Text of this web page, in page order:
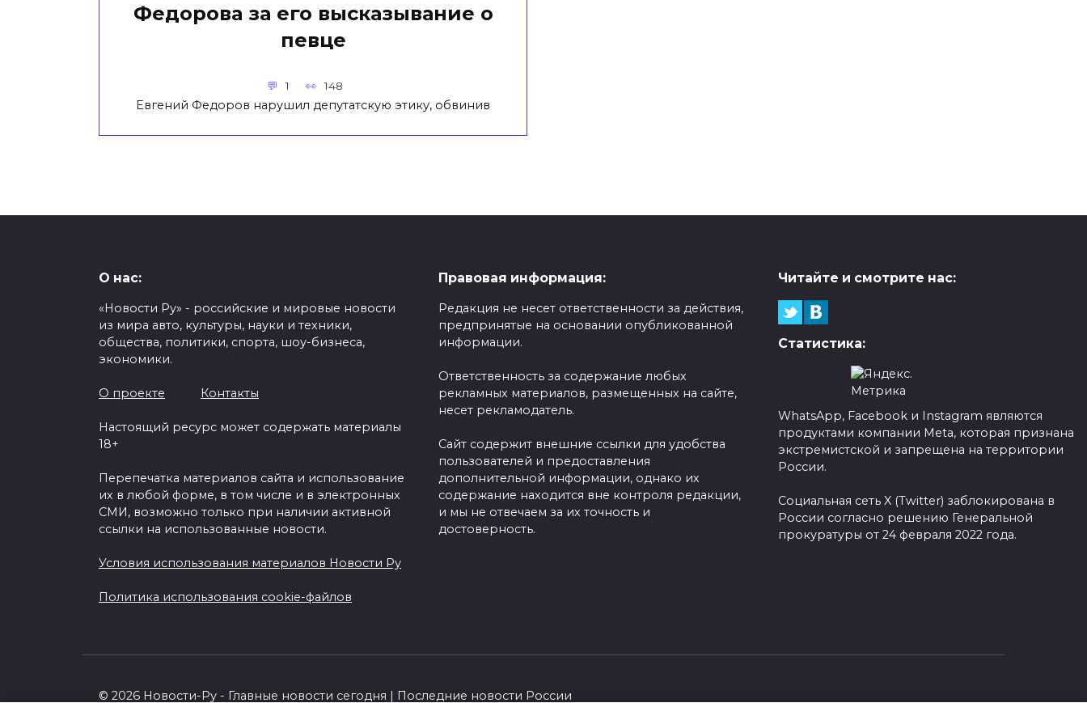
Федорова за его высказывание о
певце
1 148
Евгений Федоров нарушил депутатскую этику, обвинив
О нас:
«Новости Ру» - российские и мировые новости
из мира авто, культуры, науки и техники,
общества, политики, спорта, шоу-бизнеса,
экономики.
О проекте Контакты
Настоящий ресурс может содержать материалы
18+
Перепечатка материалов сайта и использование
их в любой форме, в том числе и в электронных
СМИ, возможно только при наличии активной
ссылки на использованные новости.
Условия использования материалов Новости Ру
Политика использования cookie-файлов
Правовая информация:
Редакция не несет ответственности за действия,
предпринятые на основании опубликованной
информации.
Ответственность за содержание любых
рекламных материалов, размещенных на сайте,
несет рекламодатель.
Сайт содержит внешние ссылки для удобства
пользователей и предоставления
дополнительной информации, однако их
содержание находится вне контроля редакции,
и мы не отвечаем за их точность и
достоверность.
Читайте и смотрите нас:
Статистика:
WhatsApp, Facebook и Instagram являются
продуктами компании Meta, которая признана
экстремистской и запрещена на территории
России.
Социальная сеть X (Twitter) заблокирована в
России согласно решению Генеральной
прокуратуры от 24 февраля 2022 года.
© 2026 Новости-Ру - Главные новости сегодня | Последние новости России